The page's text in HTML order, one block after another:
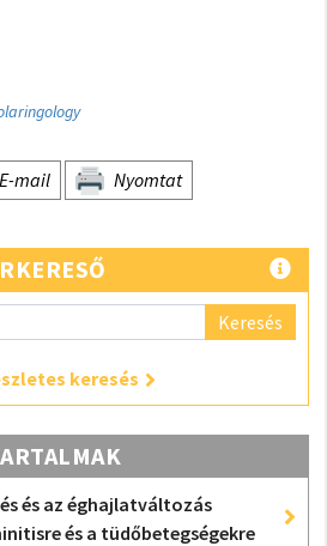
E-mail Nyomtat
Keresés
keresés
és az éghajlatváltozás
és a tüdőbetegségekre